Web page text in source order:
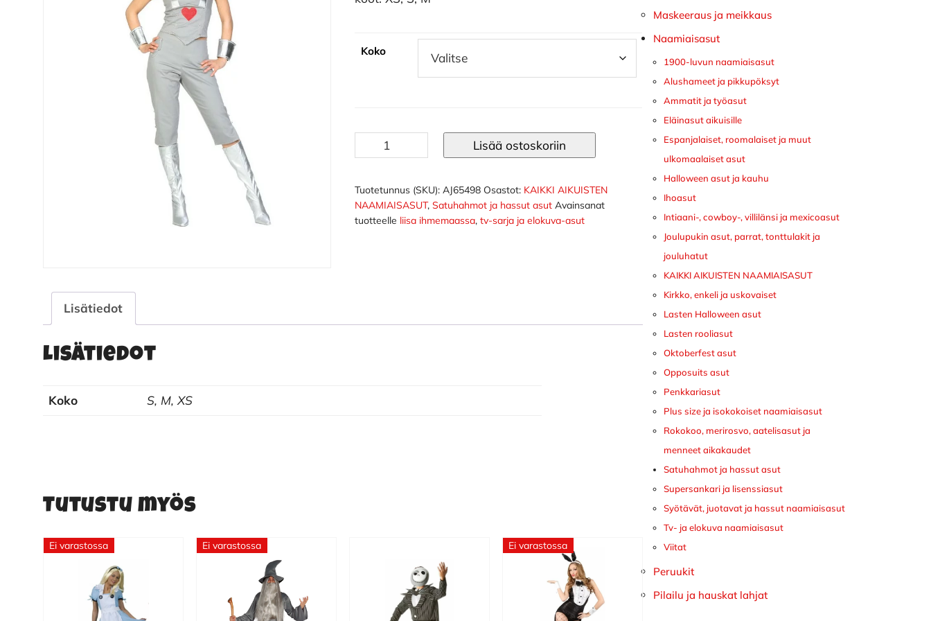
Koko
Up
asu
määrä
Lisää ostoskoriin
Tuotetunnus (SKU):AJ65498 Osastot: KAIKKI AIKUISTEN
NAAMIAISASUT,Satuhahmot ja hassut asut Avainsanat
tuotteelle liisa ihmemaassa,tv-sarja ja elokuva-asut
Lisätiedot
Lisätiedot
Koko S, M, XS
Tutustu myös
Ei varastossa
Tällä
tuotteella
useampi
Ei varastossa Ei varastossa
Tällä
useampi
Maskeeraus ja meikkaus
Naamiaisasut
1900-luvun naamiaisasut
Alushameet ja pikkupöksyt
Ammatit ja työasut
Eläinasut aikuisille
Espanjalaiset, roomalaiset ja muut
ulkomaalaiset asut
Halloween asut ja kauhu
Ihoasut
Intiaani-, cowboy-, villilänsi ja mexicoasut
Joulupukin asut, parrat, tonttulakit ja
jouluhatut
KAIKKI AIKUISTEN NAAMIAISASUT
Kirkko, enkeli ja uskovaiset
Lasten Halloween asut
Lasten rooliasut
Oktoberfest asut
Opposuits asut
Penkkariasut
Plus size ja isokokoiset naamiaisasut
Rokokoo, merirosvo, aatelisasut ja
menneet aikakaudet
Satuhahmot ja hassut asut
Supersankari ja lisenssiasut
Syötävät, juotavat ja hassut naamiaisasut
Tv- ja elokuva naamiaisasut
Viitat
Peruukit
Pilailu ja hauskat lahjat